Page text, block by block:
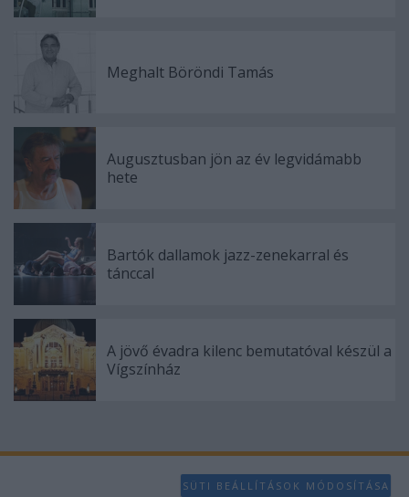
Meghalt Böröndi Tamás
Augusztusban jön az év legvidámabb
hete
Bartók dallamok jazz-zenekarral és
tánccal
A jövő évadra kilenc bemutatóval készül a
Vígszínház
SÜTI BEÁLLÍTÁSOK MÓDOSÍTÁSA